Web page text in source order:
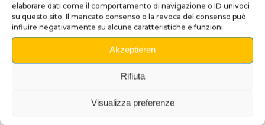
elaborare dati come il comportamento di navigazione o ID univoci
su questo sito. Il mancato consenso o la revoca del consenso può
influire negativamente su alcune caratteristiche e funzioni.
Akzeptieren
Rifiuta
Visualizza preferenze
Ogni Alieno è dipinto a mano, con piccole variazioni di
colore che rendono ogni esemplare unico.
Porta la magia Pixar sul tuo flipper Toy Story con
questo Lancia-Palline 3D Alieno di Pizza Planet e
vivi ogni partita con un sorriso!